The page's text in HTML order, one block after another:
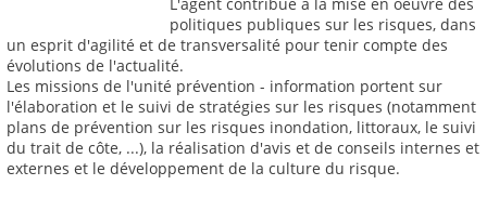
L'agent contribue à la mise en oeuvre des
politiques publiques sur les risques, dans
un esprit d'agilité et de transversalité pour tenir compte des
évolutions de l'actualité.
Les missions de l'unité prévention - information portent sur
l'élaboration et le suivi de stratégies sur les risques (notamment
plans de prévention sur les risques inondation, littoraux, le suivi
du trait de côte, ...), la réalisation d'avis et de conseils internes et
externes et le développement de la culture du risque.